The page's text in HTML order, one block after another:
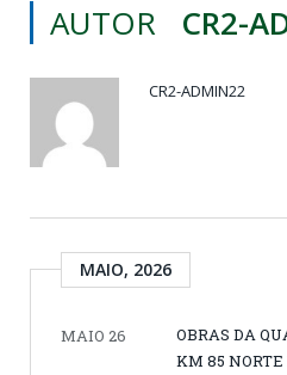
AUTOR CR2-
CR2-ADMIN22
MAIO, 2026
MAIO 26
OBRAS DA
KM 85 NORTE